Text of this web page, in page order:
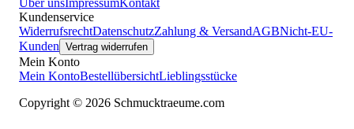
Über unsImpressumKontakt
Kundenservice
WiderrufsrechtDatenschutzZahlung & VersandAGBNicht-EU-
Kunden Vertrag widerrufen
Mein Konto
Mein KontoBestellübersichtLieblingsstücke
Copyright © 2026 Schmucktraeume.com